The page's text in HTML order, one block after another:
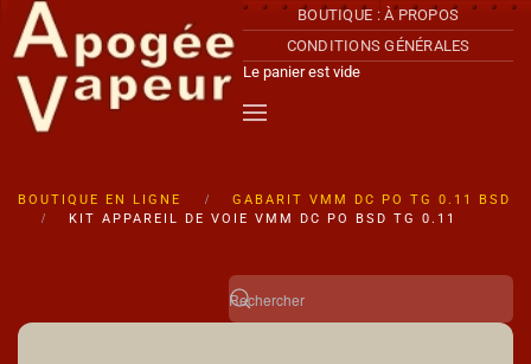
Accéder au contenu principal
BOUTIQUE : À PROPOS
CONDITIONS GÉNÉRALES
Le panier est vide
BOUTIQUE EN LIGNE
GABARIT VMM DC PO TG 0.11 BSD
KIT APPAREIL DE VOIE VMM DC PO BSD TG 0.11